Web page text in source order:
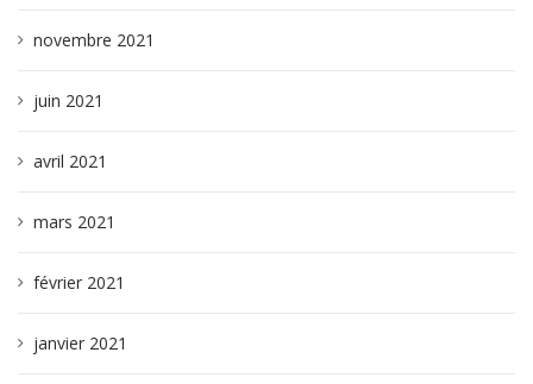
novembre 2021
juin 2021
avril 2021
mars 2021
février 2021
janvier 2021